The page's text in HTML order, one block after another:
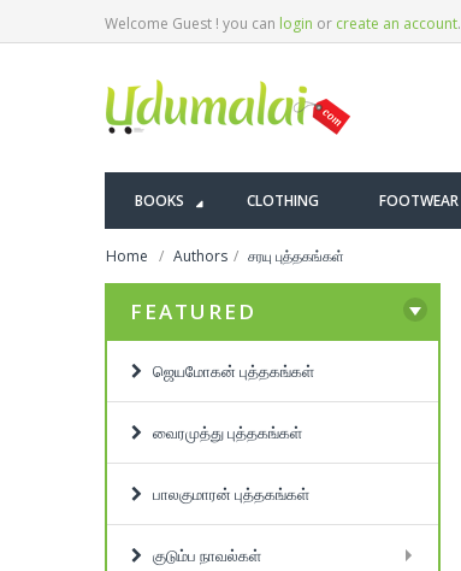
Welcome Guest ! you can login or create an account.
BOOKS CLOTHING FOOTWEAR
Home Authors சரயு புத்தகங்கள்
FEATURED
ஜெயமோகன் புத்தகங்கள்
வைரமுத்து புத்தகங்கள்
பாலகுமாரன் புத்தகங்கள்
குடும்ப நாவல்கள்